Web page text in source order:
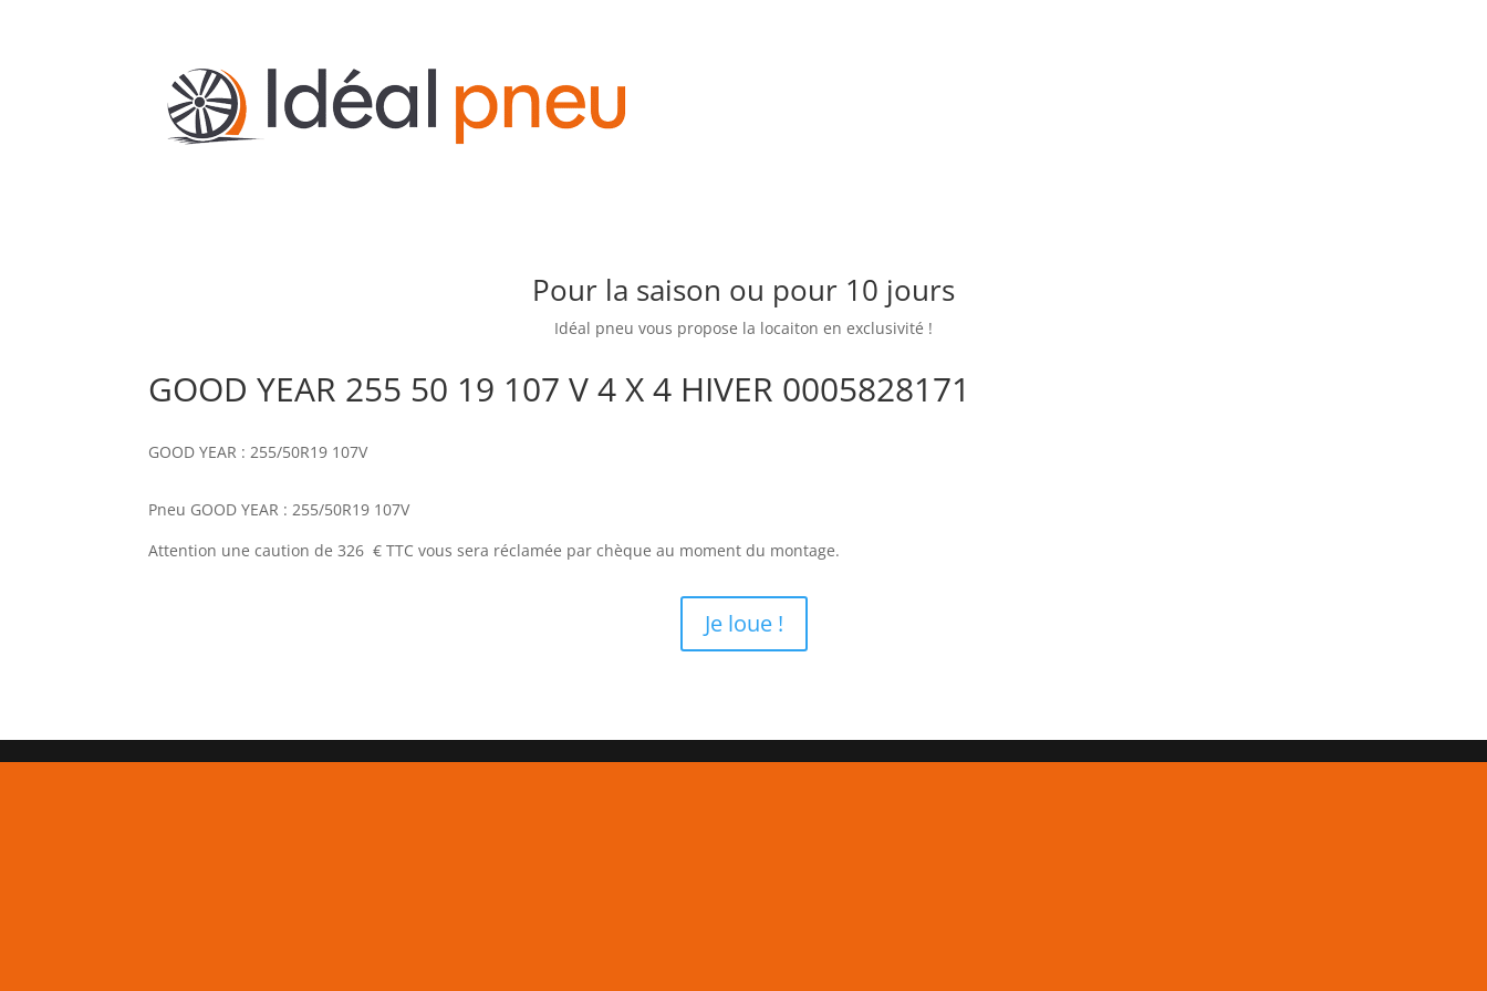
Pour la saison ou pour 10 jours
Idéal pneu vous propose la locaiton en exclusivité !
GOOD YEAR 255 50 19 107 V 4 X 4 HIVER 0005828171
GOOD YEAR : 255/50R19 107V
Pneu GOOD YEAR : 255/50R19 107V
Attention une caution de 326 € TTC vous sera réclamée par chèque au moment du montage.
Je loue !